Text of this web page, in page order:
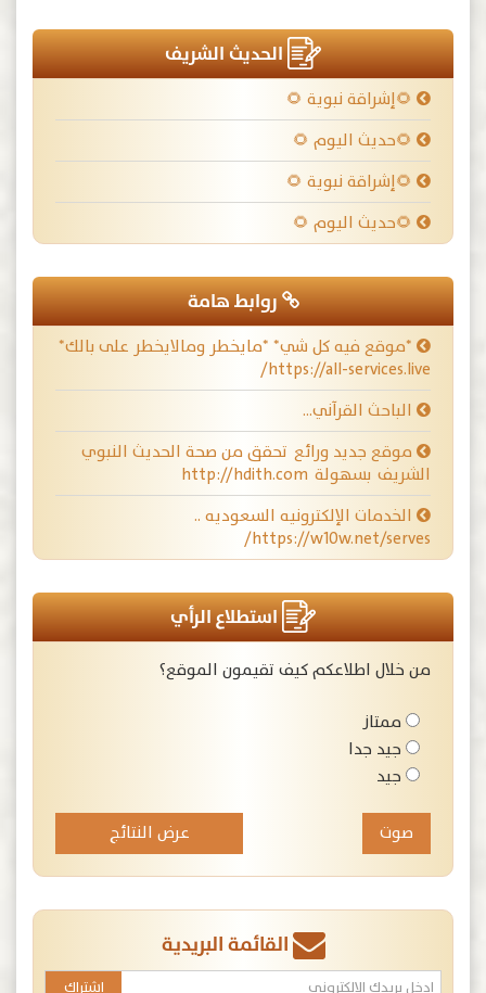
الحديث الشريف
🌻إشراقة نبوية 🌻
🌻حديث اليوم 🌻
🌻إشراقة نبوية 🌻
🌻حديث اليوم 🌻
روابط هامة
*موقع فيه كل شي* *مايخطر ومالايخطر على بالك*
https://all-services.live/
الباحث القرآني…
موقع جديد ورائع تحقق من صحة الحديث النبوي
الشريف بسهولة http://hdith.com
الخدمات الإلكترونيه السعوديه ..
https://w10w.net/serves/
استطلاع الرأي
من خلال اطلاعكم كيف تقيمون الموقع؟
ممتاز
جيد جدا
جيد
عرض النتائج
القائمة البريدية